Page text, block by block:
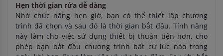
Hẹn thời gian rửa dễ dàng
Nhờ chức năng hẹn giờ, bạn có thể thiết lập chương
trình đã chọn và sau đó là thời gian bắt đầu. Tính năng
này làm cho việc sử dụng thiết bị thuận tiện hơn, cho
phép bạn bắt đầu chương trình bất cứ lúc nào trong